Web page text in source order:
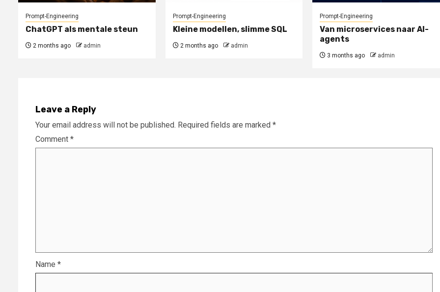
Prompt-Engineering
ChatGPT als mentale steun
2 months ago admin
Prompt-Engineering
Kleine modellen, slimme SQL
2 months ago admin
Prompt-Engineering
Van microservices naar AI-
agents
3 months ago admin
Leave a Reply
Your email address will not be published. Required fields are marked *
Comment *
Name *